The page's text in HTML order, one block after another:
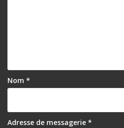
l
’
a
Nom *
Adresse de messagerie *